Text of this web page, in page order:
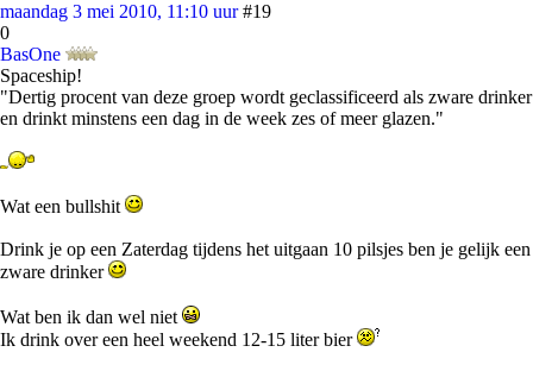
maandag 3 mei 2010, 11:10 uur #19
0
BasOne
Spaceship!
"Dertig procent van deze groep wordt geclassificeerd als zware drinker
en drinkt minstens een dag in de week zes of meer glazen."
Wat een bullshit
Drink je op een Zaterdag tijdens het uitgaan 10 pilsjes ben je gelijk een
zware drinker
Wat ben ik dan wel niet
Ik drink over een heel weekend 12-15 liter bier